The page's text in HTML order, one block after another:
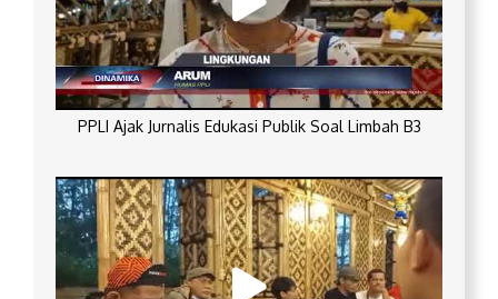
PPLI Ajak Jurnalis Edukasi Publik Soal Limbah B3